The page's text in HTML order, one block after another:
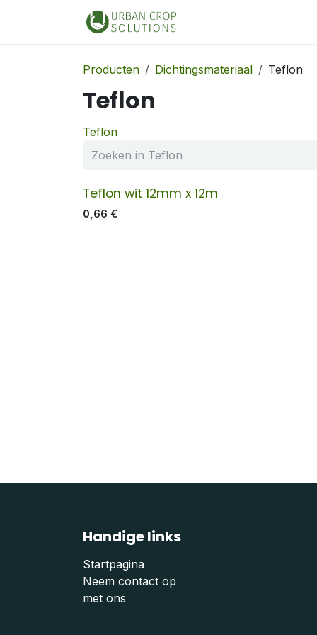
Overslaan naar inhoud
Producten Dichtingsmateriaal Teflon
Teflon
Teflon
Teflon wit 12mm x 12m
0,66 €
Handige links
Startpagina
Neem contact op
met ons